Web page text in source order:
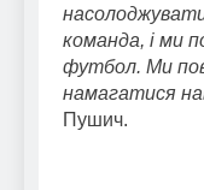
команда, і ми
футбол. Ми
намагатися
Пушич.